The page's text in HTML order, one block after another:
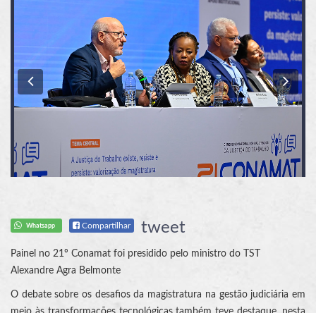
Previous
Whatsapp Compartilhar tweet
Painel no 21º Conamat foi presidido pelo ministro do TST
Alexandre Agra Belmonte
O debate sobre os desafios da magistratura na gestão judiciária em